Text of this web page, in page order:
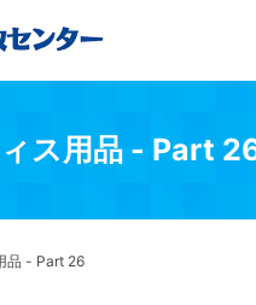
ス用品 - Part
品 - Part 26